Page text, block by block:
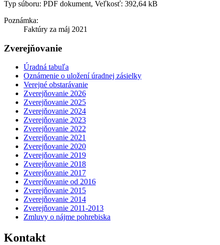
Typ súboru: PDF dokument, Veľkosť: 392,64 kB
Poznámka:
Faktúry za máj 2021
Zverejňovanie
Úradná tabuľa
Oznámenie o uložení úradnej zásielky
Verejné obstarávanie
Zverejňovanie 2026
Zverejňovanie 2025
Zverejňovanie 2024
Zverejňovanie 2023
Zverejňovanie 2022
Zverejňovanie 2021
Zverejňovanie 2020
Zverejňovanie 2019
Zverejňovanie 2018
Zverejňovanie 2017
Zverejňovanie od 2016
Zverejňovanie 2015
Zverejňovanie 2014
Zverejňovanie 2011-2013
Zmluvy o nájme pohrebiska
Kontakt